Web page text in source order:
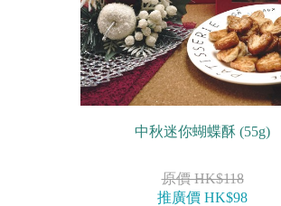
中秋迷你蝴蝶酥 (55g)
原價 HK$118
推廣價 HK$98